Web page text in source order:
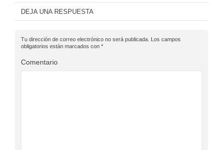
DEJA UNA RESPUESTA
Tu dirección de correo electrónico no será publicada. Los campos
obligatorios están marcados con *
Comentario